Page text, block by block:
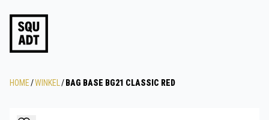
HOME/WINKEL / BAG BASE BG21 CLASSIC RED